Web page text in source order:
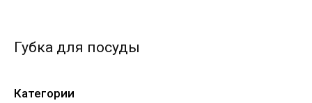
Губка для посуды
Категории